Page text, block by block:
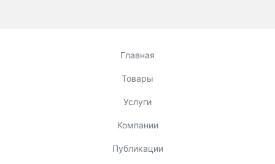
Главная
Товары
Услуги
Компании
Публикации